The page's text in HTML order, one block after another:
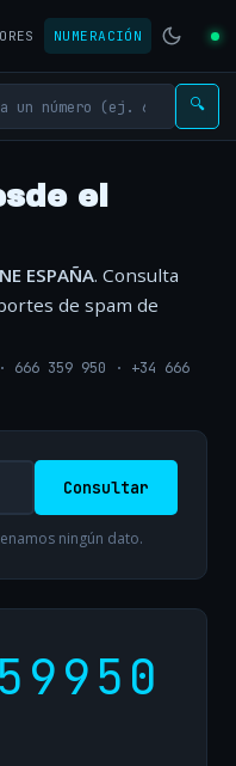
NUMERACIÓN
🔍
el
ESPAÑA. Consulta
de spam de
· 666 359 950 · +34 666
Consultar
ningún dato.